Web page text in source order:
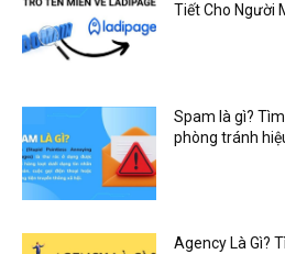
Tiết Cho Người
Spam là gì?
phòng tránh
Agency Là Gì?